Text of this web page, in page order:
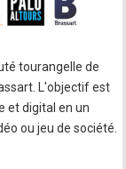
tourangelle de
L'objectif est
et digital en un
ou jeu de société.